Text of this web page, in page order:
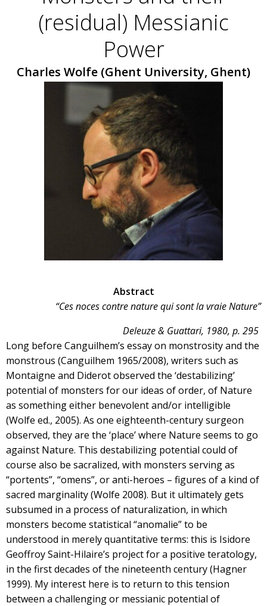
(residual) Messianic
Power
Charles Wolfe (Ghent University, Ghent)
Abstract
“Ces noces contre nature qui sont la vraie Nature”
Deleuze & Guattari, 1980, p. 295
Long before Canguilhem’s essay on monstrosity and the
monstrous (Canguilhem 1965/2008), writers such as
Montaigne and Diderot observed the ‘destabilizing’
potential of monsters for our ideas of order, of Nature
as something either benevolent and/or intelligible
(Wolfe ed., 2005). As one eighteenth-century surgeon
observed, they are the ‘place’ where Nature seems to go
against Nature. This destabilizing potential could of
course also be sacralized, with monsters serving as
“portents”, “omens”, or anti-heroes – figures of a kind of
sacred marginality (Wolfe 2008). But it ultimately gets
subsumed in a process of naturalization, in which
monsters become statistical “anomalie” to be
understood in merely quantitative terms: this is Isidore
Geoffroy Saint-Hilaire’s project for a positive teratology,
in the first decades of the nineteenth century (Hagner
1999). My interest here is to return to this tension
between a challenging or messianic potential of